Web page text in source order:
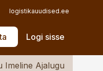
logistikauudised.ee
Logi sisse
Ajalugu
Imeline Ajalugu